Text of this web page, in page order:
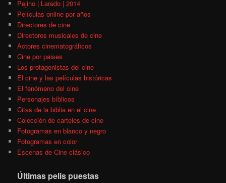
Pejino | Laredo | 2014
Películas online por años
Directores de cine
Directores musicales de cine
Actores cinematográficos
Cine por paises
Los protagonistas del cine
El cine y las películas históricas
El fenómeno del cine
Personajes bíblicos
Citas de la biblia en el cine
Colección de carteles de cine
Fotogramas en blanco y negro
Fotogramas en color
Escenas de Cine clásico
Últimas pelis puestas